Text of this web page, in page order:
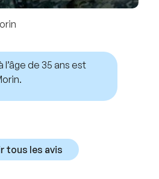
l’âge de 35 ans est
tous les avis